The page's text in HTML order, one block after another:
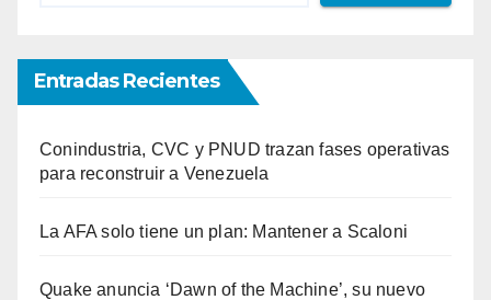
Entradas Recientes
Conindustria, CVC y PNUD trazan fases operativas
para reconstruir a Venezuela
La AFA solo tiene un plan: Mantener a Scaloni
Quake anuncia ‘Dawn of the Machine’, su nuevo